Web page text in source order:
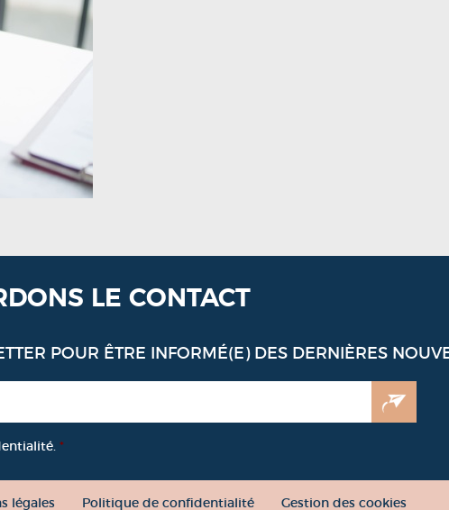
LE CONTACT
POUR ÊTRE INFORMÉ(E) DES DERNIÈRES
*
légales Politique de confidentialité Gestion des cookies